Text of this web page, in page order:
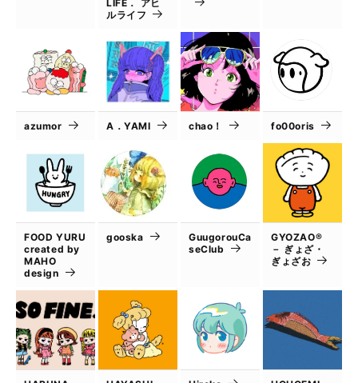
LIFE． アヒ
ルライフ
azumor A．YAMI chao！ fo00oris
FOOD YURU
created by
MAHO
design
gooska
GuugorouCa
seClub
GYOZAO®
－ ぎょざ・
ぎょざお